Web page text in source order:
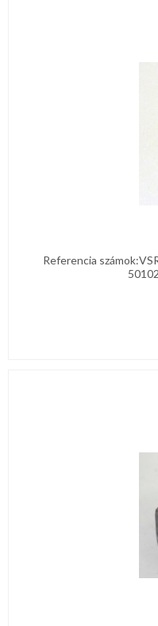
Referencia